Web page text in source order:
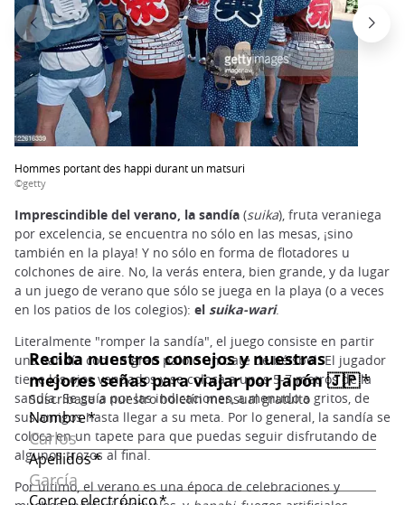
Hommes portant des happi durant un matsuri
©getty
Imprescindible del verano, la sandía (suika), fruta veraniega
por excelencia, se encuentra no sólo en las mesas, ¡sino
también en la playa! Y no sólo en forma de flotadores u
colchones de aire. No, la verás entera, bien grande, y da lugar
a un juego de verano que sólo se juega en la playa (o a veces
en los patios de los colegios): el suika-wari.
Literalmente "romper la sandía", el juego consiste en partir
una sandía con un gran palo o un bate de béisbol. El jugador
tiene los ojos vendados y se coloca a unos 5-7 metros de la
sandía. Se guía por las indicaciones, a menudo a gritos, de
sus amigos hasta llegar a su meta. Por lo general, la sandía se
coloca en un tapete para que puedas seguir disfrutando de
algunos trozos al final.
Por último, el verano es una época de celebraciones y